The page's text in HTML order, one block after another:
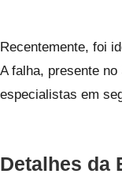
Recentemente, foi
A falha, presente
especialistas em
Detalhes da